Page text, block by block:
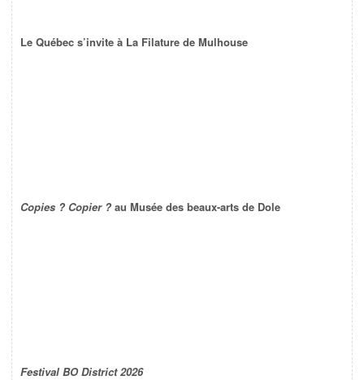
Le Québec s’invite à La Filature de Mulhouse
Copies ? Copier ? au Musée des beaux-arts de Dole
Festival BO District 2026